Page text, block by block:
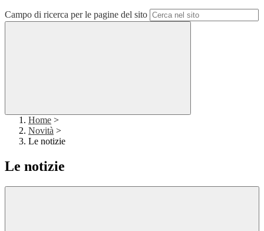
Campo di ricerca per le pagine del sito
Home >
Novità >
Le notizie
Le notizie